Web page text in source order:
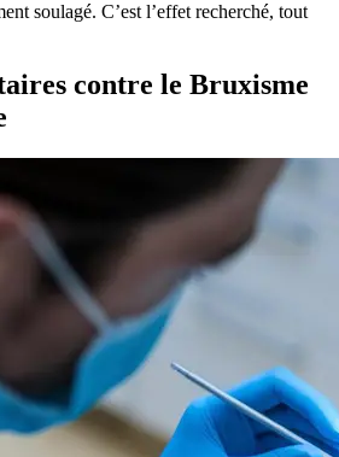
soulagé. C’est l’effet recherché, tout
contre le Bruxisme